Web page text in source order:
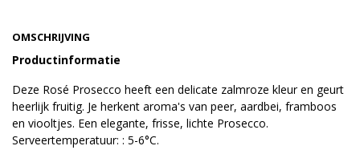
OMSCHRIJVING
Productinformatie
Deze Rosé Prosecco heeft een delicate zalmroze kleur en geurt
heerlijk fruitig. Je herkent aroma's van peer, aardbei, framboos
en viooltjes. Een elegante, frisse, lichte Prosecco.
Serveertemperatuur: : 5-6°C.